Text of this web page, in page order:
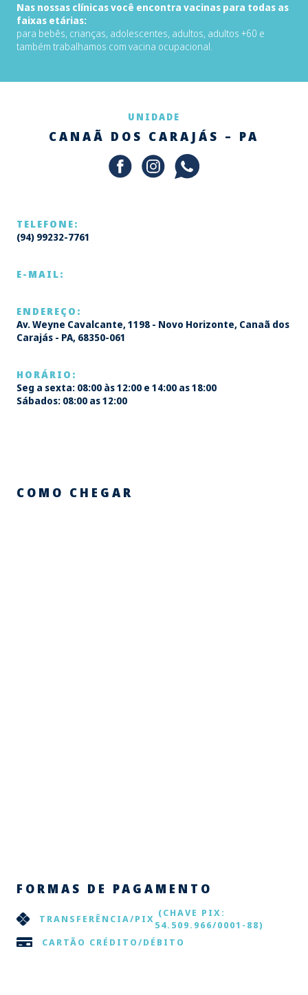
Nas nossas clínicas você encontra vacinas para todas as
faixas etárias:
para bebês, crianças, adolescentes, adultos, adultos +60 e
também trabalhamos com vacina ocupacional.
UNIDADE
CANAÃ DOS CARAJÁS – PA
TELEFONE:
(94) 99232-7761
E-MAIL:
ENDEREÇO:
Av. Weyne Cavalcante, 1198 - Novo Horizonte, Canaã dos
Carajás - PA, 68350-061
HORÁRIO:
Seg a sexta: 08:00 às 12:00 e 14:00 as 18:00
Sábados: 08:00 as 12:00
COMO CHEGAR
FORMAS DE PAGAMENTO
TRANSFERÊNCIA/PIX (CHAVE PIX:
54.509.966/0001-88)
CARTÃO CRÉDITO/DÉBITO